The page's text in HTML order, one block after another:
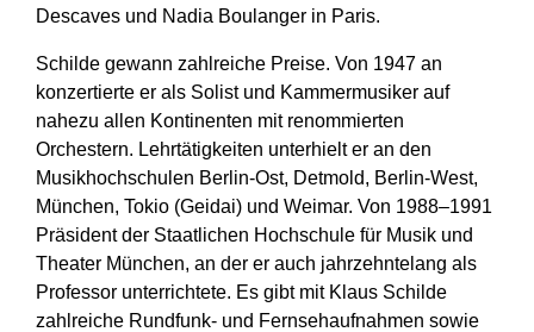
Descaves und Nadia Boulanger in Paris.
Schilde gewann zahlreiche Preise. Von 1947 an
konzertierte er als Solist und Kammermusiker auf
nahezu allen Kontinenten mit renommierten
Orchestern. Lehrtätigkeiten unterhielt er an den
Musikhochschulen Berlin-Ost, Detmold, Berlin-West,
München, Tokio (Geidai) und Weimar. Von 1988–1991
Präsident der Staatlichen Hochschule für Musik und
Theater München, an der er auch jahrzehntelang als
Professor unterrichtete. Es gibt mit Klaus Schilde
zahlreiche Rundfunk- und Fernsehaufnahmen sowie